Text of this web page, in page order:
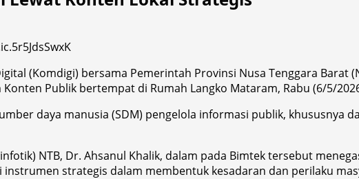
(Komdigi) bersama Pemerintah Provinsi Nusa Tenggara Barat
Publik bertempat di Rumah Langko Mataram, Rabu (6/5/
daya manusia (SDM) pengelola informasi publik, khususnya
NTB, Dr. Ahsanul Khalik, dalam pada Bimtek tersebut
strategis dalam membentuk kesadaran dan perilaku